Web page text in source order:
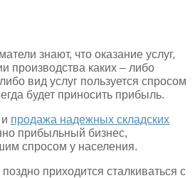
знают, что оказание услуг,
производства каких – либо
вид услуг пользуется спросом
будет приносить прибыль.
продажа надежных складских
прибыльный бизнес,
спросом у населения.
приходится сталкиваться с